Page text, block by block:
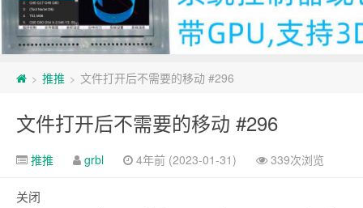
> 推推 > 文件打开后不需要的移动 #296
文件打开后不需要的移动 #296
推推 grbl 4年前 (2023-01-31) 339次浏览
关闭